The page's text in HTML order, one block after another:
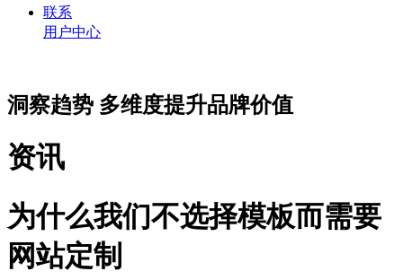
联系
用户中心
洞察趋势 多维度提升品牌价值
资讯
为什么我们不选择模板而需要
网站定制